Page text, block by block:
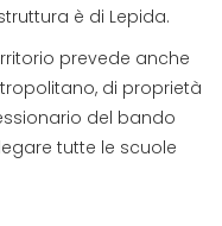
è di Lepida.
prevede anche
di proprietà
del bando
tutte le scuole